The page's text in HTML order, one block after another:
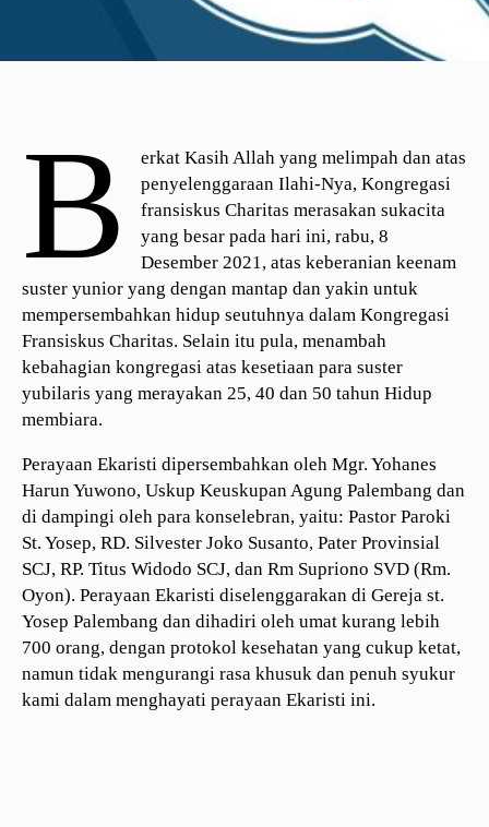
B
erkat Kasih Allah yang melimpah dan atas
penyelenggaraan Ilahi-Nya, Kongregasi
fransiskus Charitas merasakan sukacita
yang besar pada hari ini, rabu, 8
Desember 2021, atas keberanian keenam
suster yunior yang dengan mantap dan yakin untuk
mempersembahkan hidup seutuhnya dalam Kongregasi
Fransiskus Charitas. Selain itu pula, menambah
kebahagian kongregasi atas kesetiaan para suster
yubilaris yang merayakan 25, 40 dan 50 tahun Hidup
membiara.
Perayaan Ekaristi dipersembahkan oleh Mgr. Yohanes
Harun Yuwono, Uskup Keuskupan Agung Palembang dan
di dampingi oleh para konselebran, yaitu: Pastor Paroki
St. Yosep, RD. Silvester Joko Susanto, Pater Provinsial
SCJ, RP. Titus Widodo SCJ, dan Rm Supriono SVD (Rm.
Oyon). Perayaan Ekaristi diselenggarakan di Gereja st.
Yosep Palembang dan dihadiri oleh umat kurang lebih
700 orang, dengan protokol kesehatan yang cukup ketat,
namun tidak mengurangi rasa khusuk dan penuh syukur
kami dalam menghayati perayaan Ekaristi ini.